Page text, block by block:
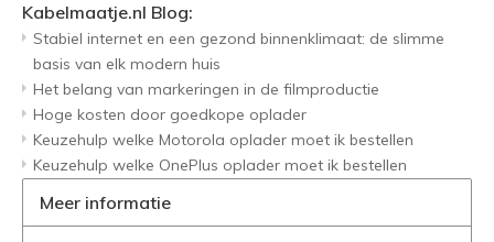
Kabelmaatje.nl Blog:
Stabiel internet en een gezond binnenklimaat: de slimme
basis van elk modern huis
Het belang van markeringen in de filmproductie
Hoge kosten door goedkope oplader
Keuzehulp welke Motorola oplader moet ik bestellen
Keuzehulp welke OnePlus oplader moet ik bestellen
Meer informatie